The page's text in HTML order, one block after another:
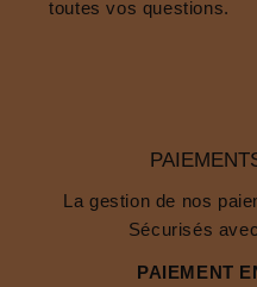
toutes vos questions.
La gestion de nos
Sécurisés
PAIEMENT